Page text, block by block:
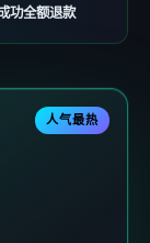
功全额退款
人气最热